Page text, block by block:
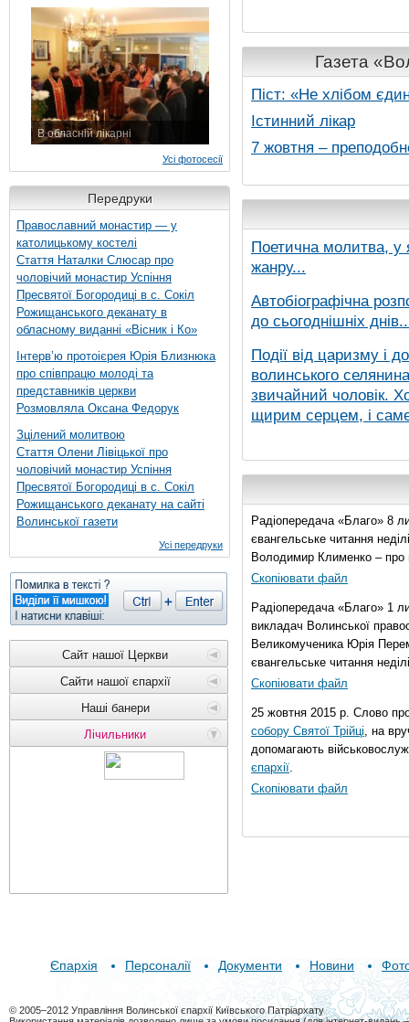
В обласній лікарні
Усі фотосесії
Передруки
Православний монастир — у
католицькому костелі
Стаття Наталки Слюсар про
чоловічий монастир Успіння
Пресвятої Богородиці в с. Сокіл
Рожищанського деканату в
обласному виданні «Вісник і Ко»
Інтерв’ю протоієрея Юрія Близнюка
про співпрацю молоді та
представників церкви
Розмовляла Оксана Федорук
Зцілений молитвою
Стаття Олени Лівіцької про
чоловічий монастир Успіння
Пресвятої Богородиці в с. Сокіл
Рожищанського деканату на сайті
Волинської газети
Усі передруки
Сайт нашої Церкви
Сайти нашої єпархії
Наші банери
Лічильники
Газета
Піст: «Не хлібом
Істинний лікар
7 жовтня –
Поетична молитва, у
жанру...
Автобіографічна
до сьогоднішніх
Події від царизму і
волинського
звичайний чоловік.
щирим серцем, і
Радіопередача «Благо» 8
євангельське читання
Володимир Клименко – про
Скопіювати файл
Радіопередача «Благо» 1
викладач Волинської
Великомученика Юрія
євангельське читання
Скопіювати файл
25 жовтня 2015 р. Слово
собору Святої Трійці, на
допомагають
єпархії.
Скопіювати файл
Єпархія Персоналії Документи Новини
© 2005–2012 Управління Волинської єпархії Київського Патріархату